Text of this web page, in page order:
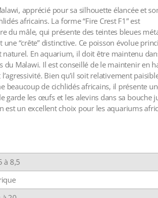
apprécié pour sa silhouette élancée et
africains. La forme “Fire Crest F1” est
du mâle, qui présente des teintes bleues
“crête” distinctive. Ce poisson évolue
En aquarium, il doit être maintenu
Malawi. Il est conseillé de le maintenir en
Bien qu’il soit relativement
de cichlidés africains, il présente
les œufs et les alevins dans sa bouche
est un excellent choix pour les aquariums
à 8,5